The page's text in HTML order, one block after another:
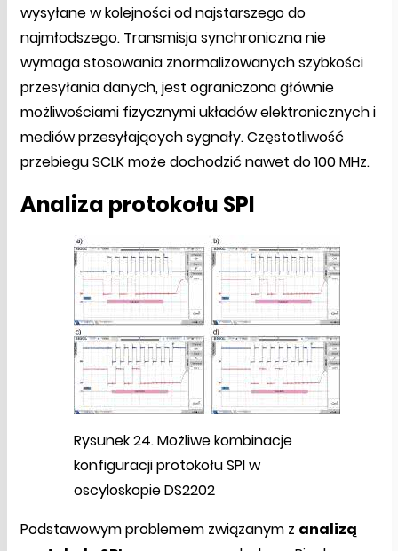
wysyłane w kolejności od najstarszego do
najmłodszego. Transmisja synchroniczna nie
wymaga stosowania znormalizowanych szybkości
przesyłania danych, jest ograniczona głównie
możliwościami fizycznymi układów elektronicznych i
mediów przesyłających sygnały. Częstotliwość
przebiegu SCLK może dochodzić nawet do 100 MHz.
Analiza protokołu SPI
Rysunek 24. Możliwe kombinacje
konfiguracji protokołu SPI w
oscyloskopie DS2202
Podstawowym problemem związanym z analizą